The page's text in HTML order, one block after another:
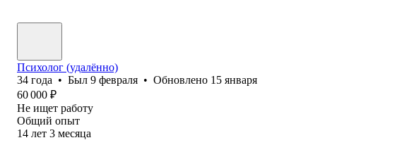
Психолог (удалённо)
34 года • Был 9 февраля • Обновлено 15 января
60 000 ₽
Не ищет работу
Общий опыт
14 лет 3 месяца